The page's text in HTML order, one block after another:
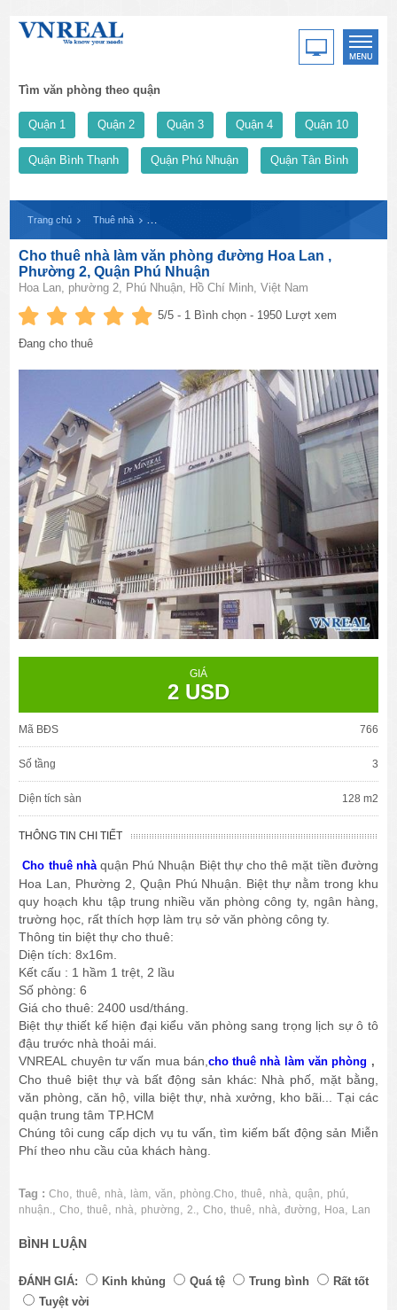
Tìm văn phòng theo quận
Quận 1 Quận 2 Quận 3 Quận 4 Quận 10
Quận Bình Thạnh Quận Phú Nhuận Quận Tân Bình
Trang chủ Thuê nhà
Cho thuê nhà làm văn phòng đường Hoa Lan ,
Phường 2, Quận Phú Nhuận
Hoa Lan, phường 2, Phú Nhuận, Hồ Chí Minh, Việt Nam
5/5 - 1 Bình chọn - 1950 Lượt xem
Đang cho thuê
GIÁ
2 USD
Mã BĐS 766
Số tầng 3
Diện tích sàn 128 m2
THÔNG TIN CHI TIẾT
Cho thuê nhàquận Phú Nhuận Biệt thự cho thê mặt tiền đường
Hoa Lan, Phường 2, Quận Phú Nhuận. Biệt thự nằm trong khu
quy hoạch khu tập trung nhiều văn phòng công ty, ngân hàng,
trường học, rất thích hợp làm trụ sở văn phòng công ty.
Thông tin biệt thự cho thuê:
Diện tích: 8x16m.
Kết cấu : 1 hầm 1 trệt, 2 lầu
Số phòng: 6
Giá cho thuê: 2400 usd/tháng.
Biệt thự thiết kế hiện đại kiểu văn phòng sang trọng lịch sự ô tô
đậu trước nhà thoải mái.
VNREAL chuyên tư vấn mua bán, cho thuê nhà làm văn phòng ,
Cho thuê biệt thự và bất động sản khác: Nhà phố, mặt bằng,
văn phòng, căn hộ, villa biệt thự, nhà xưởng, kho bãi... Tại các
quận trung tâm TP.HCM
Chúng tôi cung cấp dịch vụ tu vấn, tìm kiếm bất động sản Miễn
Phí theo nhu cầu của khách hàng.
Tag : Cho,thuê, nhà, làm,văn, phòng.Cho,thuê, nhà,quận, phú,
nhuận.,Cho,thuê, nhà, phường,2.,Cho,thuê, nhà,đường, Hoa, Lan
BÌNH LUẬN
ĐÁNH GIÁ: Kinh khủng Quá tệ Trung bình
Rất tốt
Tuyệt vời